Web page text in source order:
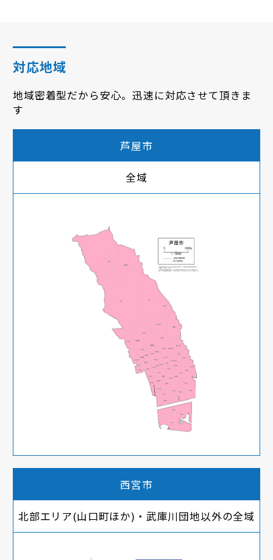
対応地域
地域密着型だから安心。迅速に対応させて頂きま
す
芦屋市
全域
西宮市
北部エリア(山口町ほか)・武庫川団地以外の全域